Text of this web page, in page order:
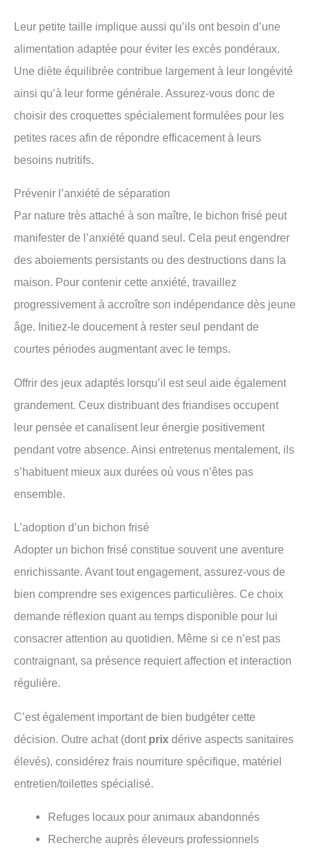
Leur petite taille implique aussi qu’ils ont besoin d’une
alimentation adaptée pour éviter les excès pondéraux.
Une diète équilibrée contribue largement à leur longévité
ainsi qu’à leur forme générale. Assurez-vous donc de
choisir des croquettes spécialement formulées pour les
petites races afin de répondre efficacement à leurs
besoins nutritifs.
Prévenir l’anxiété de séparation
Par nature très attaché à son maître, le bichon frisé peut
manifester de l’anxiété quand seul. Cela peut engendrer
des aboiements persistants ou des destructions dans la
maison. Pour contenir cette anxiété, travaillez
progressivement à accroître son indépendance dès jeune
âge. Initiez-le doucement à rester seul pendant de
courtes périodes augmentant avec le temps.
Offrir des jeux adaptés lorsqu’il est seul aide également
grandement. Ceux distribuant des friandises occupent
leur pensée et canalisent leur énergie positivement
pendant votre absence. Ainsi entretenus mentalement, ils
s’habituent mieux aux durées où vous n’êtes pas
ensemble.
L’adoption d’un bichon frisé
Adopter un bichon frisé constitue souvent une aventure
enrichissante. Avant tout engagement, assurez-vous de
bien comprendre ses exigences particulières. Ce choix
demande réflexion quant au temps disponible pour lui
consacrer attention au quotidien. Même si ce n’est pas
contraignant, sa présence requiert affection et interaction
régulière.
C’est également important de bien budgéter cette
décision. Outre achat (dont prix dérive aspects sanitaires
élevés), considérez frais nourriture spécifique, matériel
entretien/toilettes spécialisé.
Refuges locaux pour animaux abandonnés
Recherche auprès éleveurs professionnels